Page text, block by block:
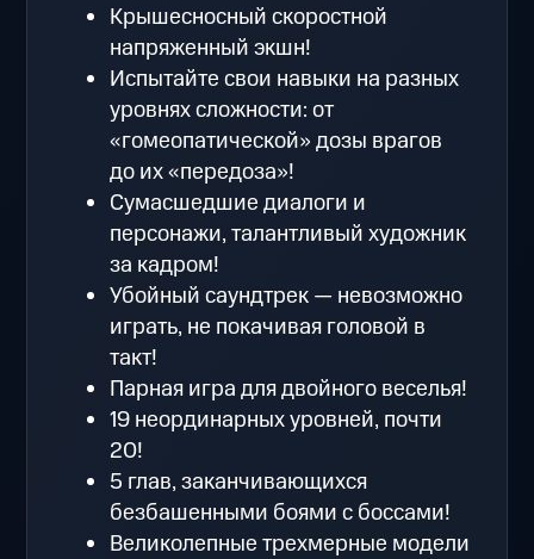
Крышесносный скоростной
напряженный экшн!
Испытайте свои навыки на разных
уровнях сложности: от
«гомеопатической» дозы врагов
до их «передоза»!
Сумасшедшие диалоги и
персонажи, талантливый художник
за кадром!
Убойный саундтрек — невозможно
играть, не покачивая головой в
такт!
Парная игра для двойного веселья!
19 неординарных уровней, почти
20!
5 глав, заканчивающихся
безбашенными боями с боссами!
Великолепные трехмерные модели